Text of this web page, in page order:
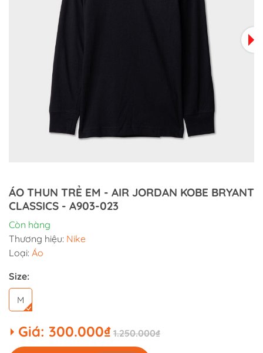
ÁO THUN TRẺ EM - AIR JORDAN KOBE BRYANT
CLASSICS - A903-023
Còn hàng
Thương hiệu: Nike
Loại: Áo
Size:
M
Giá: 300.000₫ 1.250.000₫